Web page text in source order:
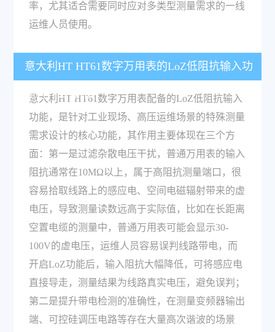
率，尤其适合需要同时应对多类型测量需求的一线
运维人员使用。
意大利HT HT61数字万用表的LoZ低阻抗输入功
能有什么作用？
意大利HT HT61数字万用表配备的LoZ低阻抗输入
功能，是针对工业现场、高压运维场景的特殊测量
需求设计的核心功能，其作用主要体现在三个方
面：第一是过滤杂散电压干扰，普通万用表的输入
阻抗通常在10MΩ以上，属于高阻抗测量端口，很
容易拾取线路上的感应电、空间电磁辐射带来的虚
电压，导致测量读数远高于实际值，比如在长距离
空置电缆的测量中，普通万用表可能会显示30-
100V的虚电压，运维人员容易误判线路带电，而
开启LoZ功能后，输入阻抗大幅降低，可将感应电
直接导走，测量结果为线路真实电压，避免误判；
第二是提升带电检测的准确性，在测量变频器输出
端、可控硅调压电路等存在大量高次谐波的场景